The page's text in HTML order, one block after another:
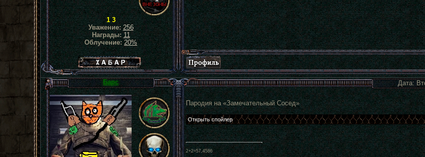
1 3
Уважение:256
Награды:11
Облучение:20%
Хабар сталкера
Дата:
Пародия на «Замечательный Сосед»
2+2=57,4586
Барс